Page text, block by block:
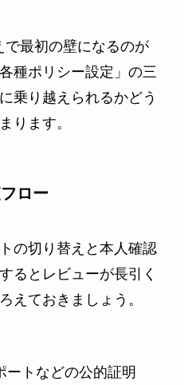
で最初の壁になるのが
種ポリシー設定」の三
乗り越えられるかどう
ります。
ロー
の切り替えと本人確認
るとレビューが長引く
えておきましょう。
トなどの公的証明